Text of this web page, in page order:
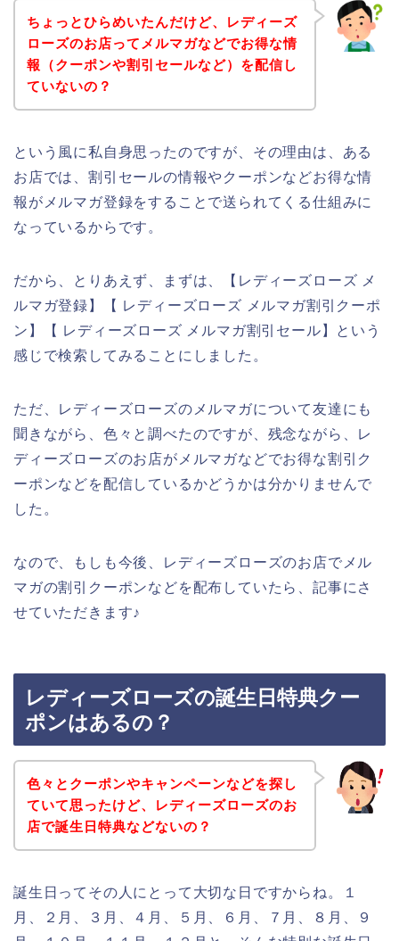
ちょっとひらめいたんだけど、レディーズ
ローズのお店ってメルマガなどでお得な情
報（クーポンや割引セールなど）を配信し
ていないの？
という風に私自身思ったのですが、その理由は、ある
お店では、割引セールの情報やクーポンなどお得な情
報がメルマガ登録をすることで送られてくる仕組みに
なっているからです。
だから、とりあえず、まずは、【レディーズローズ メ
ルマガ登録】【 レディーズローズ メルマガ割引クーポ
ン】【 レディーズローズ メルマガ割引セール】という
感じで検索してみることにしました。
ただ、レディーズローズのメルマガについて友達にも
聞きながら、色々と調べたのですが、残念ながら、レ
ディーズローズのお店がメルマガなどでお得な割引ク
ーポンなどを配信しているかどうかは分かりませんで
した。
なので、もしも今後、レディーズローズのお店でメル
マガの割引クーポンなどを配布していたら、記事にさ
せていただきます♪
レディーズローズの誕生日特典クー
ポンはあるの？
色々とクーポンやキャンペーンなどを探し
ていて思ったけど、レディーズローズのお
店で誕生日特典などないの？
誕生日ってその人にとって大切な日ですからね。１
月、２月、３月、４月、５月、６月、７月、８月、９